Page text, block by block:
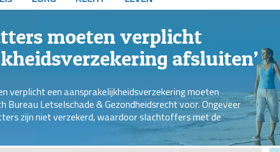
moeten verplicht
afsluiten’
verplicht een aansprakelijkheidsverzekering moeten
Bureau Letselschade & Gezondheidsrecht voor. Ongeveer
zijn niet verzekerd, waardoor slachtoffers met de